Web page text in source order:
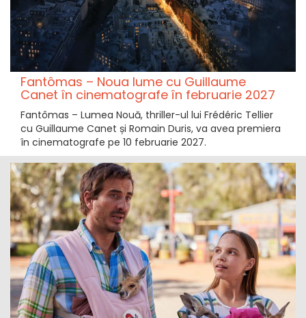
Fantômas – Noua lume cu Guillaume
Canet în cinematografe în februarie 2027
Fantômas – Lumea Nouă, thriller-ul lui Frédéric Tellier
cu Guillaume Canet și Romain Duris, va avea premiera
în cinematografe pe 10 februarie 2027.